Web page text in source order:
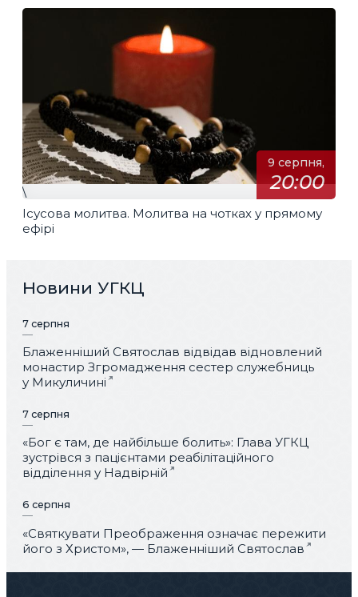
9 серпня,
20:00
\
Ісусова молитва. Молитва на чотках у прямому
ефірі
Новини УГКЦ
7 серпня
Блаженніший Святослав відвідав відновлений
монастир Згромадження сестер служебниць
у Микуличині
7 серпня
«Бог є там, де найбільше болить»: Глава УГКЦ
зустрівся з пацієнтами реабілітаційного
відділення у Надвірній
6 серпня
«Святкувати Преображення означає пережити
його з Христом», — Блаженніший Святослав